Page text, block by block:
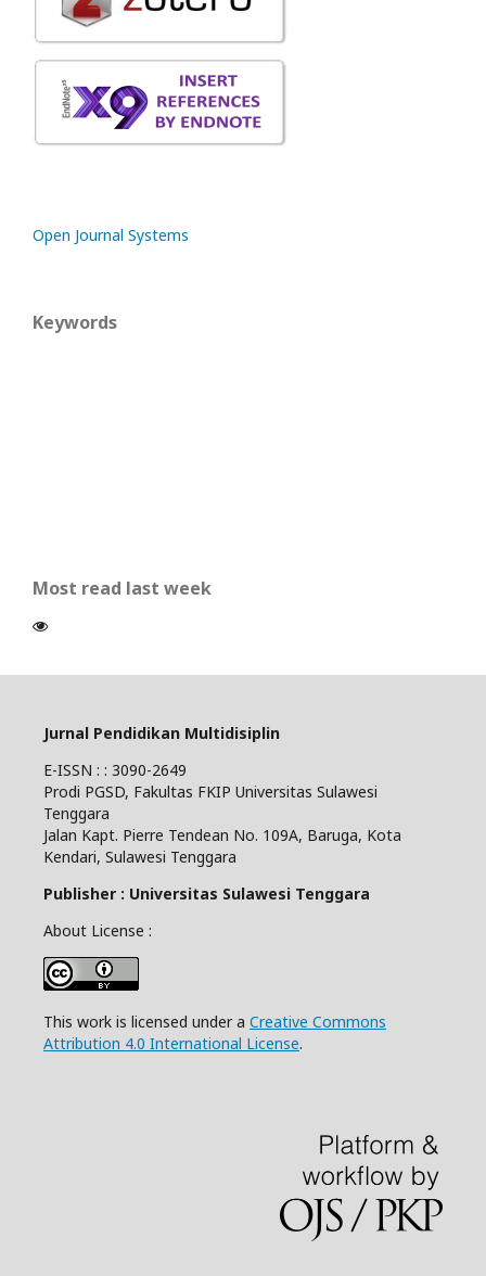
Open Journal Systems
Keywords
Most read last week
Jurnal Pendidikan Multidisiplin
E-ISSN : : 3090-2649
Prodi PGSD, Fakultas FKIP Universitas Sulawesi
Tenggara
Jalan Kapt. Pierre Tendean No. 109A, Baruga, Kota
Kendari, Sulawesi Tenggara
Publisher : Universitas Sulawesi Tenggara
About License :
This work is licensed under a Creative Commons
Attribution 4.0 International License.